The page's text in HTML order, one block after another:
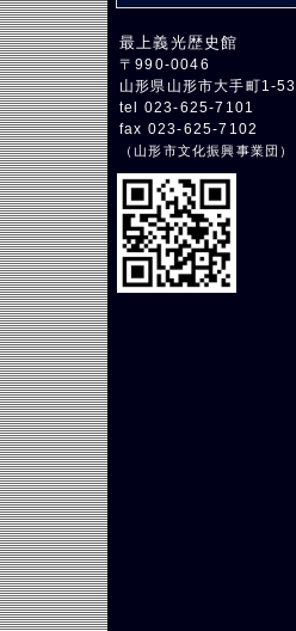
最上義光歴史館
〒990-0046
山形県山形市大手町1-53
tel 023-625-7101
fax 023-625-7102
（山形市文化振興事業団 ）